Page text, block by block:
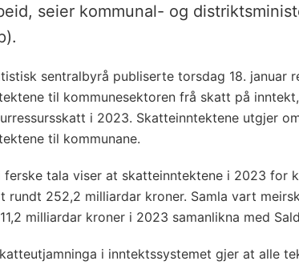
seier kommunal- og
sentralbyrå publiserte torsdag 18. januar
til kommunesektoren frå skatt på
i 2023. Skatteinntektene utgjer
til kommunane.
ferske tala viser at skatteinntektene i 2023 for
rundt 252,2 milliardar kroner. Samla vart
milliardar kroner i 2023 samanlikna med
i inntektssystemet gjer at alle